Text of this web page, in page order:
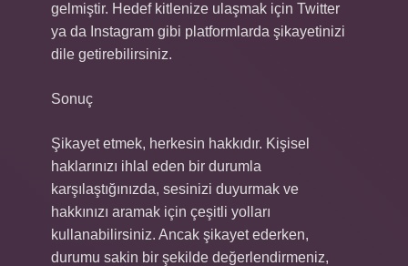
gelmiştir. Hedef kitlenize ulaşmak için Twitter
ya da Instagram gibi platformlarda şikayetinizi
dile getirebilirsiniz.
Sonuç
Şikayet etmek, herkesin hakkıdır. Kişisel
haklarınızı ihlal eden bir durumla
karşılaştığınızda, sesinizi duyurmak ve
hakkınızı aramak için çeşitli yolları
kullanabilirsiniz. Ancak şikayet ederken,
durumu sakin bir şekilde değerlendirmeniz,